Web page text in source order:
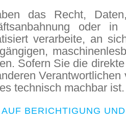
das Recht,
oder
verarbeite, an
Sofern Sie die
technisch machbar ist.
BERICHTIGUNG